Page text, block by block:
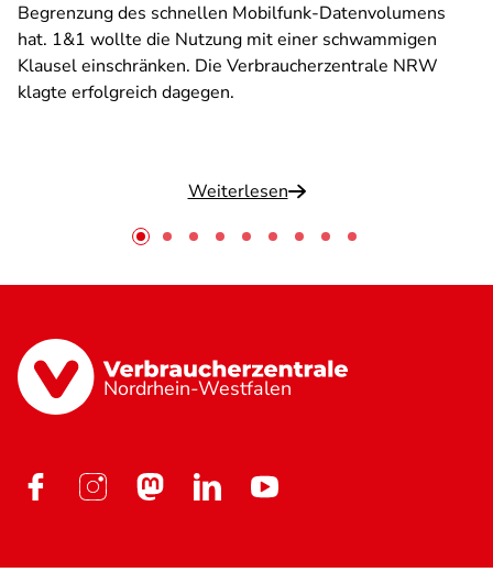
Begrenzung des schnellen Mobilfunk-Datenvolumens
hat. 1&1 wollte die Nutzung mit einer schwammigen
Klausel einschränken. Die Verbraucherzentrale NRW
klagte erfolgreich dagegen.
Weiterlesen
Nordrhein-Westfalen